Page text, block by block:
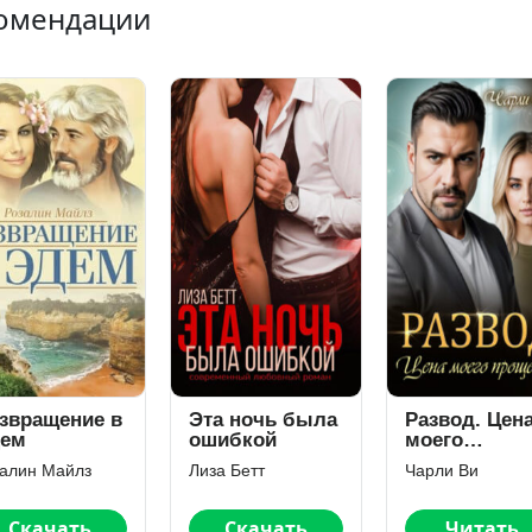
в
Майлз
Эта ночь была
ошибкой
Лиза Бетт
Развод.
моего
прощения
Чарли Ви